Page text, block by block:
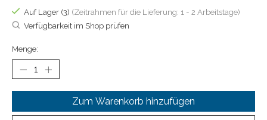
Auf Lager (3) (Zeitrahmen für die Lieferung: 1 - 2 Arbeitstage)
Verfügbarkeit im Shop prüfen
Menge:
Zum Warenkorb hinzufügen